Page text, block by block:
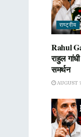
राष्ट्रीय
Rahul
राहुल
समर्थन
AUGUST